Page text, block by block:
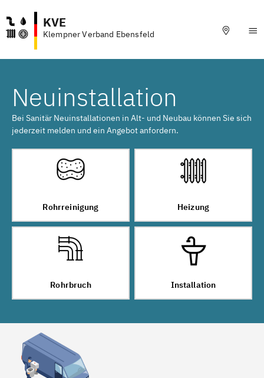
KVE
Klempner Verband Ebensfeld
Neuinstallation
Bei Sanitär Neuinstallationen in Alt- und Neubau können Sie sich
jederzeit melden und ein Angebot anfordern.
Rohrreinigung Heizung
Rohrbruch Installation